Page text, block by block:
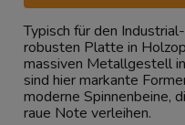
Typisch für den
robusten Platte in
massiven Metallgestell
sind hier markante
moderne Spinnenbeine,
raue Note verleihen.